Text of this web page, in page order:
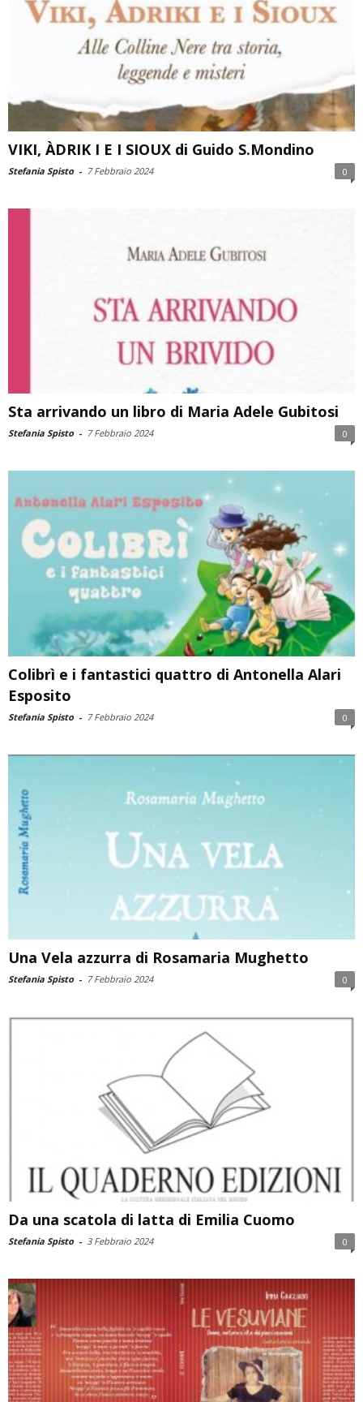
VIKI, ÀDRIK I E I SIOUX di Guido S.Mondino
Stefania Spisto - 7 Febbraio 2024 0
Sta arrivando un libro di Maria Adele Gubitosi
Stefania Spisto - 7 Febbraio 2024 0
Colibrì e i fantastici quattro di Antonella Alari
Esposito
Stefania Spisto - 7 Febbraio 2024 0
Una Vela azzurra di Rosamaria Mughetto
Stefania Spisto - 7 Febbraio 2024 0
Da una scatola di latta di Emilia Cuomo
Stefania Spisto - 3 Febbraio 2024 0